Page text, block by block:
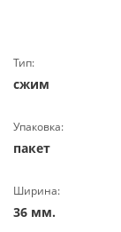
Тип:
сжим
Упаковка:
пакет
Ширина:
36 мм.